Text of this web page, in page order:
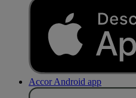
Accor Android app